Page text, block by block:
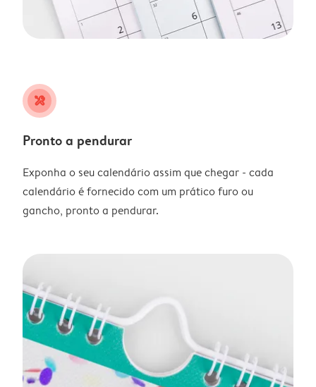
tools
Pronto a pendurar
Exponha o seu calendário assim que chegar - cada
calendário é fornecido com um prático furo ou
gancho, pronto a pendurar.